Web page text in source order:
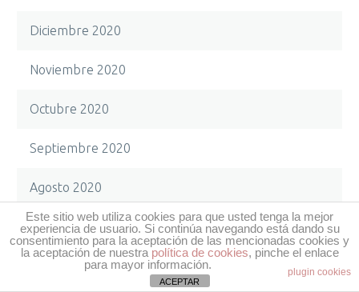
Diciembre 2020
Noviembre 2020
Octubre 2020
Septiembre 2020
Agosto 2020
Julio 2020
Junio 2020
Real Federación Española de Atletismo
Federación Insular de Atletismo de Tenerife
Ranking de España
Política de privacidad·Aviso legal· Política de cookies
Web diseñada porKé Comunicación
Este sitio web utiliza cookies para que usted tenga la mejor
experiencia de usuario. Si continúa navegando está dando su
consentimiento para la aceptación de las mencionadas cookies y
la aceptación de nuestra política de cookies, pinche el enlace
para mayor información.
plugin cookies
ACEPTAR